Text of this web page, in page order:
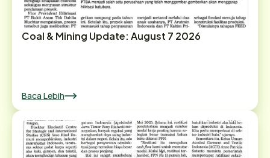
Coal & Mining Update: August 7 2026
Baca Lebih